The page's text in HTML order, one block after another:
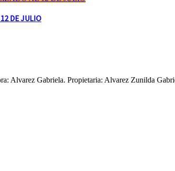
DE JULIO
Alvarez Gabriela. Propietaria: Alvarez Zunilda